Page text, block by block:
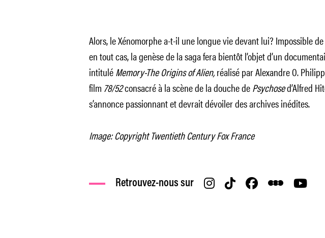
Alors, le Xénomorphe a-t-il une longue vie devant lui? Impossible
en tout cas, la genèse de la saga fera bientôt l’objet d’un
intituléMemory-The Origins of Alien,réalisé par Alexandre O.
film 78/52consacré à la scène de la douche dePsychosed’Alfred
s’annonce passionnant et devrait dévoiler des archives inédites.
Image: Copyright Twentieth Century Fox France
Retrouvez-nous sur